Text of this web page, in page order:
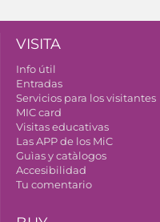
VISITA
Info útil
Entradas
Servicios para los visitantes
MIC card
Visitas educativas
Las APP de los MiC
Guìas y catàlogos
Accesibilidad
Tu comentario